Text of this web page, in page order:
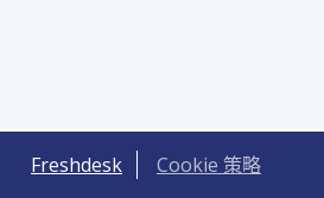
Freshdesk Cookie 策略